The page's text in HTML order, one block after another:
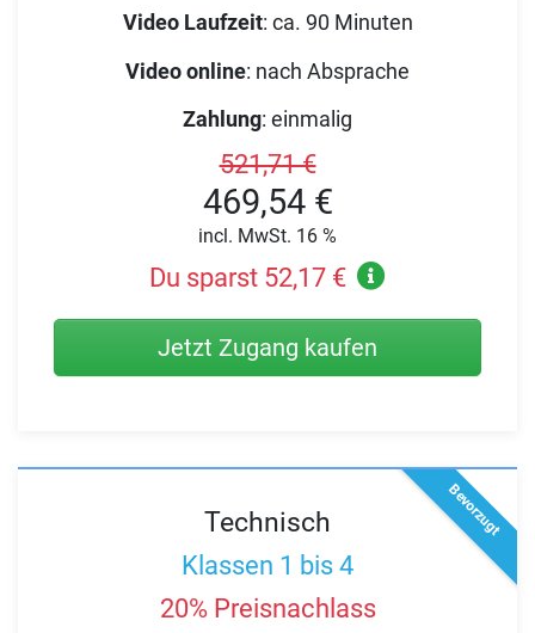
Video Laufzeit: ca. 90 Minuten
Video online: nach Absprache
Zahlung: einmalig
521,71 €
469,54 €
incl. MwSt. 16 %
Du sparst 52,17 €
Jetzt Zugang kaufen
Bevorzugt
Technisch
Klassen 1 bis 4
20% Preisnachlass